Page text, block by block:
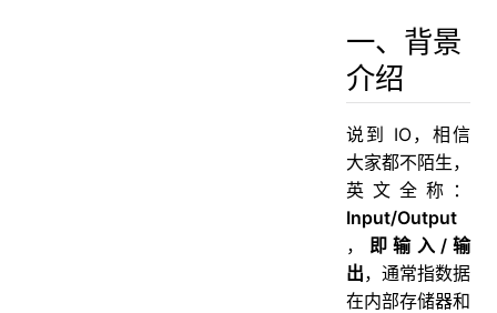
二、传输格式的分类
2.1、字节流接口
2.2、字符流接口
2.3、字节与字符的转化
三、传输方式的分类
3.1、文件接口
3.2、网络接口
四、小结
五、参考
一、背景
介绍
说到 IO，相信
大家都不陌生，
英文全称：
Input/Output
， 即输入/输
出，通常指数据
在内部存储器和